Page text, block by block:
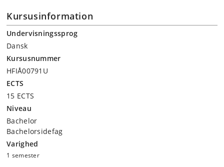
Kursusinformation
Undervisningssprog
Dansk
Kursusnummer
HFIÅ00791U
ECTS
15 ECTS
Niveau
Bachelor
Bachelorsidefag
Varighed
1 semester